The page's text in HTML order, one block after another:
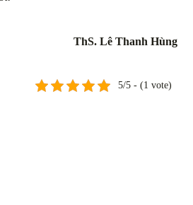
ThS. Lê Thanh Hùng
5/5 - (1 vote)